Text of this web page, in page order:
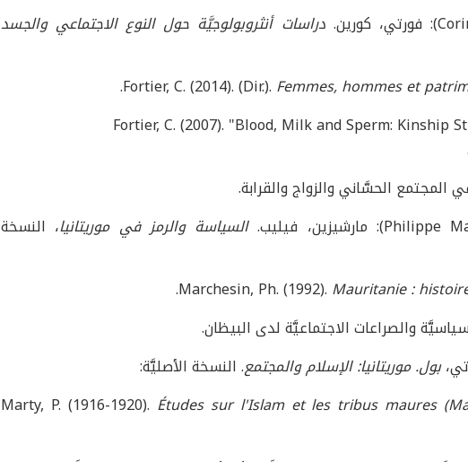
دراسات أنثروبولوجيَّة حول النوع الاجتماعي والجسد
Fortier, C. (2014). (Dir.). Femmes, hommes et
Fortier, C. (2007). "Blood, Milk and Sperm: Kinship
.
المجتمع الحسَّاني والزواج والقرابة.
السياسة والرمز في موريتانيا، النسخة
Mauritanie :
والصراعات الاجتماعيَّة لدى البيظان.
بول. موريتانيا: الإسلام والمجتمع. النسخة الأصليَّة:
Marty, P. (1916-1920). Études sur l'Islam et les tribus maures